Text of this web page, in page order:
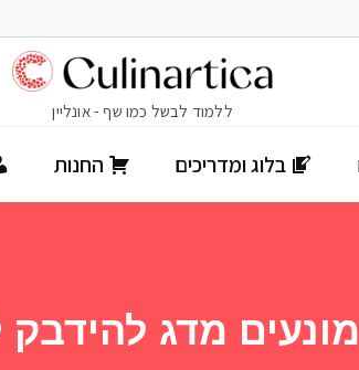
בלוג ומדריכים החנות
מדג